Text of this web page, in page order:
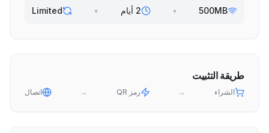
500MB
• 2 أيام •
Limited
طريقة التثبيت
الشراء → رمز QR → اتصال